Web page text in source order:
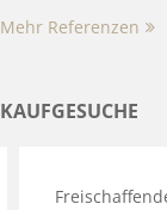
Mehr Referenzen
KAUFGESUCHE